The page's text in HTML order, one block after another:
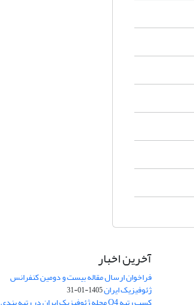
آخرین اخبار
فراخوان ارسال مقاله بیست و دومین کنفرانس
ژئوفیزیک ایران1405-01-31